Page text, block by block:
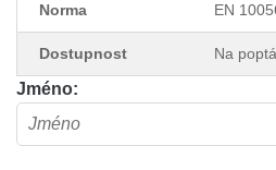
Norma EN
Dostupnost Na
Jméno: